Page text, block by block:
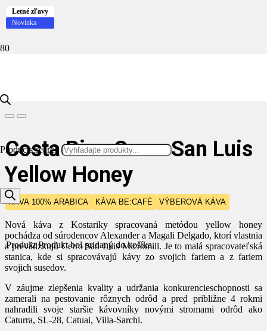
Products search
ProduktProduktbol pridaný do košíka.
Costa Rica Cerro San Luis
Yellow Honey
KÁVA 100% ARABICA KÁVA BE:CAFÉ VÝBEROVÁ KÁVA
Nová káva z Kostariky spracovaná metódou yellow honey
pochádza od súrodencov Alexander a Magali Delgado, ktorí vlastnia
a prevádzkujú Cerro San Luis Micromill. Je to malá spracovateľská
stanica, kde si spracovávajú kávy zo svojich fariem a z fariem
svojich susedov.
V záujme zlepšenia kvality a udržania konkurencieschopnosti sa
zamerali na pestovanie rôznych odrôd a pred približne 4 rokmi
nahradili svoje staršie kávovníky novými stromami odrôd ako
Caturra, SL-28, Catuai, Villa-Sarchi.
Letné zľavy
Novinka
Novinka
Novinka
Letné zľavy
Novinka